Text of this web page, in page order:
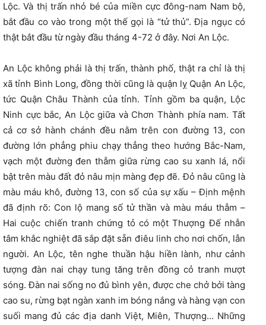
Lộc. Và thị trấn nhỏ bé của miền cực đông-nam Nam bộ,
bắt đầu co vào trong một thế gọi là “tử thủ”. Địa ngục có
thật bắt đầu từ ngày đầu tháng 4-72 ở đây. Nơi An Lộc.
An Lộc không phải là thị trấn, thành phố, thật ra chỉ là thị
xã tỉnh Bình Long, đồng thời cũng là quận lỵ Quận An Lộc,
tức Quận Châu Thành của tỉnh. Tỉnh gồm ba quận, Lộc
Ninh cực bắc, An Lộc giữa và Chơn Thành phía nam. Tất
cả cơ sở hành chánh đều nằm trên con đường 13, con
đường lớn phẳng phiu chạy thẳng theo hướng Bắc-Nam,
vạch một đường đen thẫm giữa rừng cao su xanh lá, nổi
bật trên màu đất đỏ nâu mịn màng đẹp đẽ. Đỏ nâu cũng là
màu máu khô, đường 13, con số của sự xấu – Định mệnh
đã định rõ: Con lộ mang số tử thần và màu máu thẫm –
Hai cuộc chiến tranh chứng tỏ có một Thượng Đế nhẫn
tâm khắc nghiệt đã sắp đặt sẵn điêu linh cho nơi chốn, lẫn
người. An Lộc, tên nghe thuần hậu hiền lành, như cảnh
tượng đàn nai chạy tung tăng trên đồng cỏ tranh mượt
sóng. Đàn nai sống no đủ bình yên, được che chở bởi tàng
cao su, rừng bạt ngàn xanh im bóng nắng và hàng vạn con
suối mang đủ các địa danh Việt, Miên, Thượng… Những